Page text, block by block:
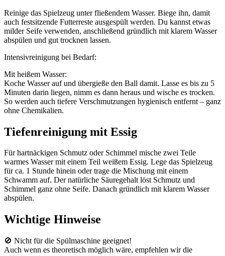
Reinige das Spielzeug unter fließendem Wasser. Biege ihn, damit
auch festsitzende Futterreste ausgespült werden. Du kannst etwas
milder Seife verwenden, anschließend gründlich mit klarem Wasser
abspülen und gut trocknen lassen.
Intensivreinigung bei Bedarf:
Mit heißem Wasser:
Koche Wasser auf und übergieße den Ball damit. Lasse es bis zu 5
Minuten darin liegen, nimm es dann heraus und wische es trocken.
So werden auch tiefere Verschmutzungen hygienisch entfernt – ganz
ohne Chemikalien.
Tiefenreinigung mit Essig
Für hartnäckigen Schmutz oder Schimmel mische zwei Teile
warmes Wasser mit einem Teil weißem Essig. Lege das Spielzeug
für ca. 1 Stunde hinein oder trage die Mischung mit einem
Schwamm auf. Der natürliche Säuregehalt löst Schmutz und
Schimmel ganz ohne Seife. Danach gründlich mit klarem Wasser
abspülen.
Wichtige Hinweise
🚫 Nicht für die Spülmaschine geeignet!
Auch wenn es theoretisch möglich wäre, empfehlen wir die